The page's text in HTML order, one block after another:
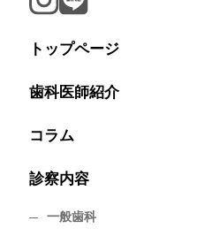
トップページ
歯科医師紹介
コラム
診察内容
一般歯科